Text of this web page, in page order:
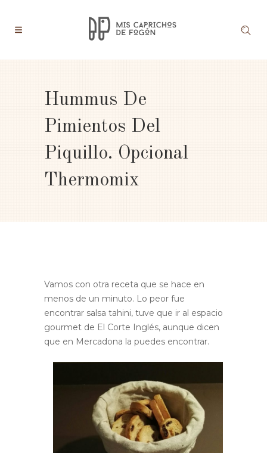
Hummus De
Pimientos Del
Piquillo. Opcional
Thermomix
Vamos con otra receta que se hace en
menos de un minuto. Lo peor fue
encontrar salsa tahini, tuve que ir al espacio
gourmet de El Corte Inglés, aunque dicen
que en Mercadona la puedes encontrar.